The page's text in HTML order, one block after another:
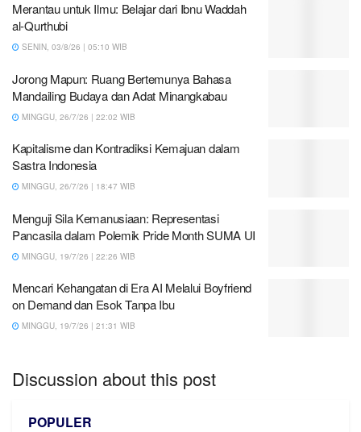
Merantau untuk Ilmu: Belajar dari Ibnu Waddah
al-Qurthubi
SENIN, 03/8/26 | 05:10 WIB
Jorong Mapun: Ruang Bertemunya Bahasa
Mandailing Budaya dan Adat Minangkabau
MINGGU, 26/7/26 | 22:02 WIB
Kapitalisme dan Kontradiksi Kemajuan dalam
Sastra Indonesia
MINGGU, 26/7/26 | 18:47 WIB
Menguji Sila Kemanusiaan: Representasi
Pancasila dalam Polemik Pride Month SUMA UI
MINGGU, 19/7/26 | 22:26 WIB
Mencari Kehangatan di Era AI Melalui Boyfriend
on Demand dan Esok Tanpa Ibu
MINGGU, 19/7/26 | 21:31 WIB
Discussion about this post
POPULER